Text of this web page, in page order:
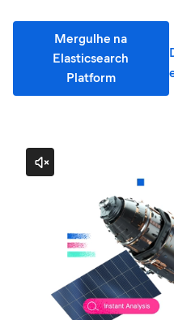
Mergulhe na
Elasticsearch
Platform